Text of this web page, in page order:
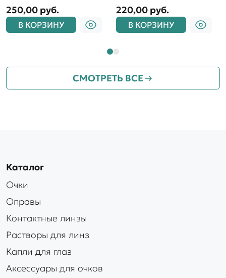
250,00 руб.
В КОРЗИНУ
220,00 руб.
В КОРЗИНУ
СМОТРЕТЬ ВСЕ
Каталог
Очки
Оправы
Контактные линзы
Растворы для линз
Капли для глаз
Аксессуары для очков